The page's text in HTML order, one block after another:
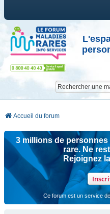
Accueil du forum
3 millions de
rare. Ne
Rejoignez
Ce forum est un service